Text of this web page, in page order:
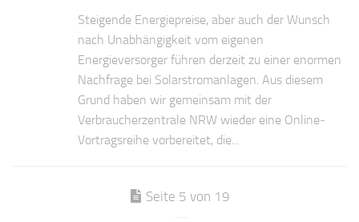
Steigende Energiepreise, aber auch der Wunsch
nach Unabhängigkeit vom eigenen
Energieversorger führen derzeit zu einer enormen
Nachfrage bei Solarstromanlagen. Aus diesem
Grund haben wir gemeinsam mit der
Verbraucherzentrale NRW wieder eine Online‐
Vortragsreihe vorbereitet, die...
Seite 5 von 19